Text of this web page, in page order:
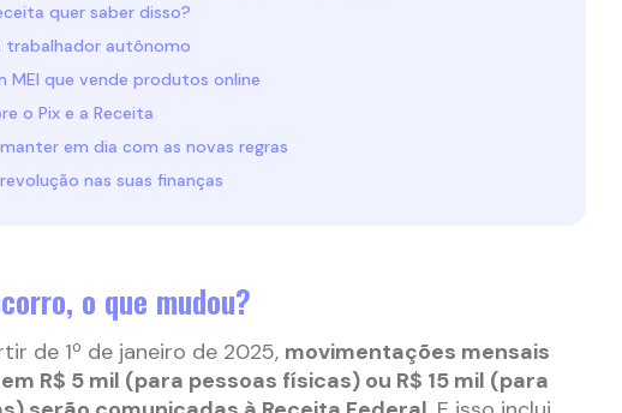
quer saber disso?
trabalhador autônomo
MEI que vende produtos online
o Pix e a Receita
em dia com as novas regras
nas suas finanças
o que mudou?
de 1º de janeiro de 2025, movimentações mensais
R$ 5 mil (para pessoas físicas) ou R$ 15 mil (para